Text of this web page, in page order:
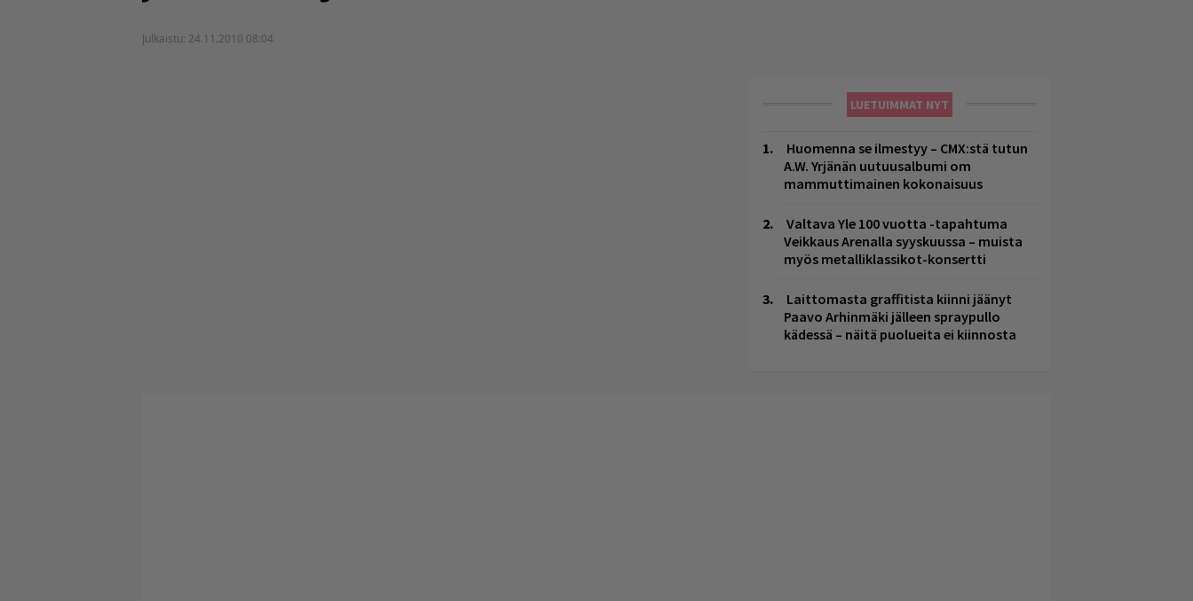
Julkaistu: 24.11.2010 08:04
LUETUIMMAT NYT
Huomenna se ilmestyy – CMX:stä tutun
A.W. Yrjänän uutuusalbumi om
mammuttimainen kokonaisuus
Valtava Yle 100 vuotta -tapahtuma
Veikkaus Arenalla syyskuussa – muista
myös metalliklassikot-konsertti
Laittomasta graffitista kiinni jäänyt
Paavo Arhinmäki jälleen spraypullo
kädessä – näitä puolueita ei kiinnosta